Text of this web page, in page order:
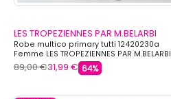
LES TROPEZIENNES PAR M.BELARBI
Robe multico primary tutti 12420230a
Femme LES TROPEZIENNES PAR M.BELARBI
89,00 €31,99 € 64%